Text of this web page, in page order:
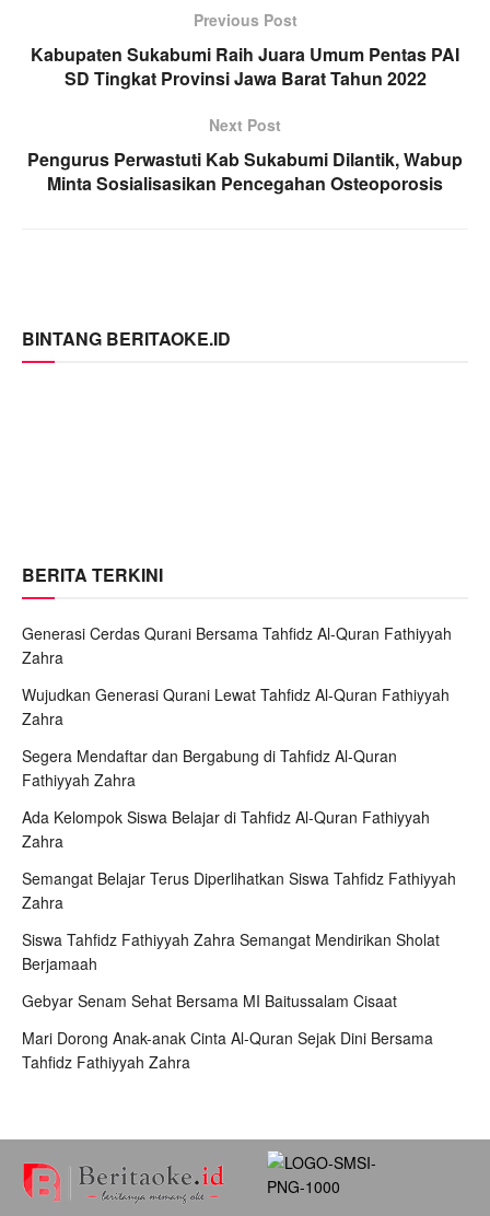
Previous Post
Kabupaten Sukabumi Raih Juara Umum Pentas PAI
SD Tingkat Provinsi Jawa Barat Tahun 2022
Next Post
Pengurus Perwastuti Kab Sukabumi Dilantik, Wabup
Minta Sosialisasikan Pencegahan Osteoporosis
BINTANG BERITAOKE.ID
BERITA TERKINI
Generasi Cerdas Qurani Bersama Tahfidz Al-Quran Fathiyyah
Zahra
Wujudkan Generasi Qurani Lewat Tahfidz Al-Quran Fathiyyah
Zahra
Segera Mendaftar dan Bergabung di Tahfidz Al-Quran
Fathiyyah Zahra
Ada Kelompok Siswa Belajar di Tahfidz Al-Quran Fathiyyah
Zahra
Semangat Belajar Terus Diperlihatkan Siswa Tahfidz Fathiyyah
Zahra
Siswa Tahfidz Fathiyyah Zahra Semangat Mendirikan Sholat
Berjamaah
Gebyar Senam Sehat Bersama MI Baitussalam Cisaat
Mari Dorong Anak-anak Cinta Al-Quran Sejak Dini Bersama
Tahfidz Fathiyyah Zahra